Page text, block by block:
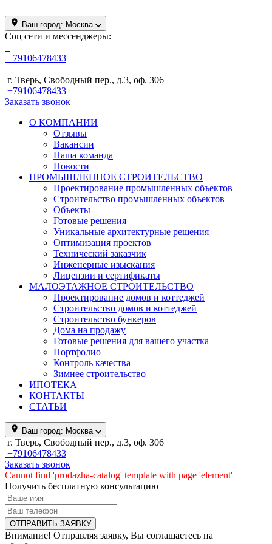
Ваш город: Москва
Соц сети и мессенджеры:
+79106478433
г. Тверь, Свободный пер., д.3, оф. 306
+79106478433
Заказать звонок
О КОМПАНИИ
Отзывы
Вакансии
Наша команда
Новости
ПРОМЫШЛЕННОЕ СТРОИТЕЛЬСТВО
Проектирование промышленных объектов
Строительство промышленных объектов
Объекты
Готовые решения
Уникальные архитектурные решения
Оптимизация проектов
Технический заказчик
Инженерные изыскания
Лицензии и сертификаты
МАЛОЭТАЖНОЕ СТРОИТЕЛЬСТВО
Проектирование домов и коттеджей
Строительство домов и коттеджей
Строительство бункеров
Дома на продажу
Готовые решения для вашего участка
Портфолио
Контроль качества
Зимнее строительство
ИПОТЕКА
КОНТАКТЫ
СТАТЬИ
Ваш город: Москва
г. Тверь, Свободный пер., д.3, оф. 306
+79106478433
Заказать звонок
Cannot find 'prodazha-catalog' template with page 'element'
Получить бесплатную консультацию
Внимание! Отправляя заявку, Вы соглашаетесь на